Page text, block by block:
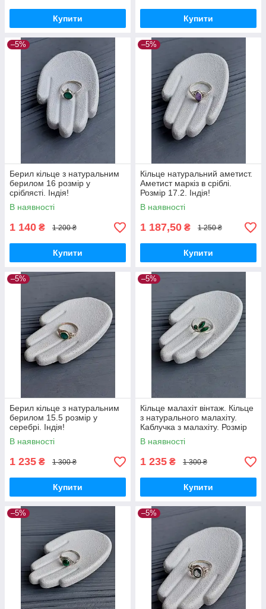
Купити Купити
–5%
Берил кільце з натуральним
берилом 16 розмір у
сріблясті. Індія!
В наявності
1 140 ₴ 1 200 ₴
Купити
–5%
Кільце натуральний аметист.
Аметист маркіз в сріблі.
Розмір 17.2. Індія!
В наявності
1 187,50 ₴ 1 250 ₴
Купити
–5%
Берил кільце з натуральним
берилом 15.5 розмір у
серебрі. Індія!
В наявності
1 235 ₴ 1 300 ₴
Купити
–5%
Кільце малахіт вінтаж. Кільце
з натурального малахіту.
Каблучка з малахіту. Розмір
15,8. Індія!
В наявності
1 235 ₴ 1 300 ₴
Купити
–5% –5%